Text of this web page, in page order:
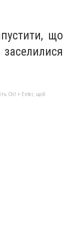
що
Ctrl + Enter, щоб